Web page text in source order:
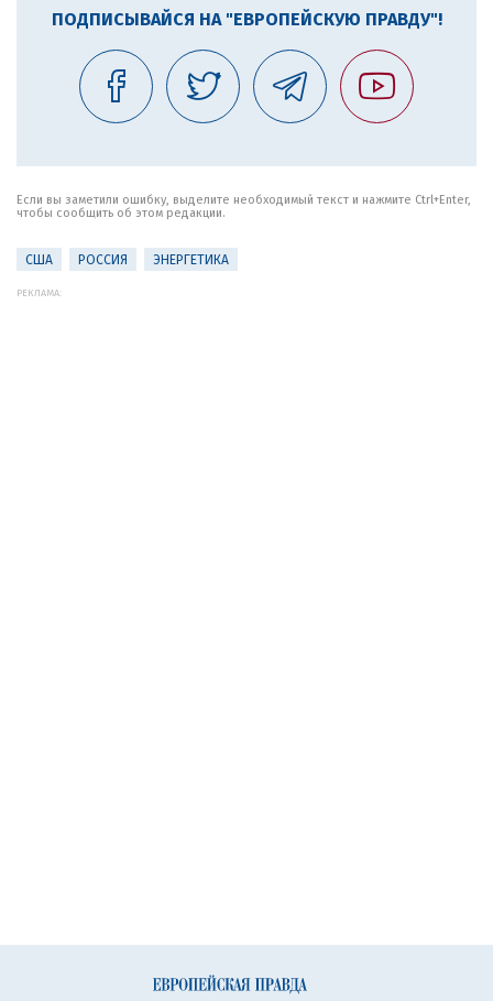
ПОДПИСЫВАЙСЯ НА "ЕВРОПЕЙСКУЮ ПРАВДУ"!
Если вы заметили ошибку, выделите необходимый текст и нажмите Ctrl+Enter,
чтобы сообщить об этом редакции.
США РОССИЯ ЭНЕРГЕТИКА
РЕКЛАМА: